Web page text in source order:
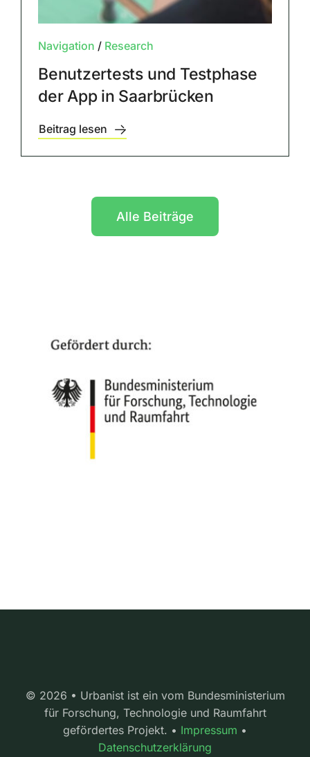
Navigation / Research
Benutzertests und Testphase
der App in Saarbrücken
Beitrag lesen
Alle Beiträge
© 2026 • Urbanist ist ein vom Bundesministerium
für Forschung, Technologie und Raumfahrt
gefördertes Projekt. • Impressum •
Datenschutzerklärung